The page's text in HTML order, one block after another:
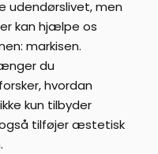
udendørslivet, men
kan hjælpe os
markisen.
du
hvordan
kun tilbyder
tilføjer æstetisk